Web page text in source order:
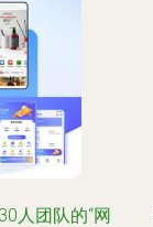
人团队的“网